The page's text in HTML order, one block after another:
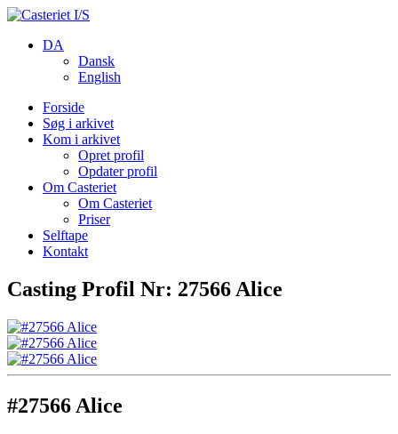
DA
Dansk
English
Forside
Søg i arkivet
Kom i arkivet
Opret profil
Opdater profil
Om Casteriet
Om Casteriet
Priser
Selftape
Kontakt
Casting Profil Nr: 27566 Alice
#27566 Alice